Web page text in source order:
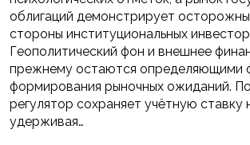
облигаций демонстрирует
стороны институциональных
Геополитический фон и внешнее
прежнему остаются определяющими
формирования рыночных ожиданий.
регулятор сохраняет учётную ставку
удерживая…